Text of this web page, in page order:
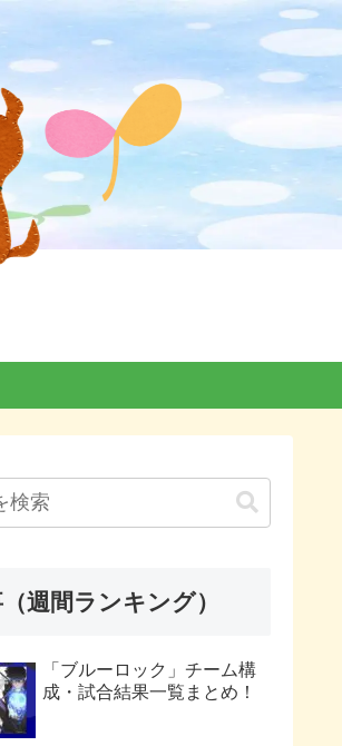
週間ランキング）
「ブルーロック」チーム構
成・試合結果一覧まとめ！